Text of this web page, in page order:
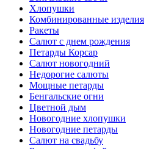
Хлопушки
Комбинированные изделия
Ракеты
Салют с днем рождения
Петарды Корсар
Салют новогодний
Недорогие салюты
Мощные петарды
Бенгальские огни
Цветной дым
Новогодние хлопушки
Новогодние петарды
Салют на свадьбу